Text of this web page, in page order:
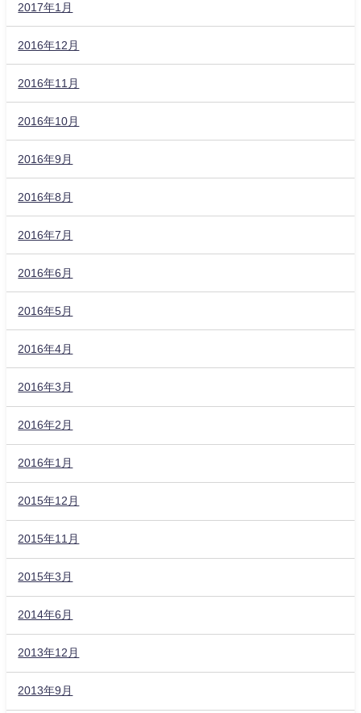
2017年1月
2016年12月
2016年11月
2016年10月
2016年9月
2016年8月
2016年7月
2016年6月
2016年5月
2016年4月
2016年3月
2016年2月
2016年1月
2015年12月
2015年11月
2015年3月
2014年6月
2013年12月
2013年9月